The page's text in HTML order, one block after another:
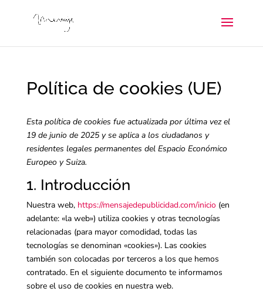
Política de cookies (UE)
Esta política de cookies fue actualizada por última vez el
19 de junio de 2025 y se aplica a los ciudadanos y
residentes legales permanentes del Espacio Económico
Europeo y Suiza.
1. Introducción
Nuestra web, https://mensajedepublicidad.com/inicio(en
adelante: «la web») utiliza cookies y otras tecnologías
relacionadas (para mayor comodidad, todas las
tecnologías se denominan «cookies»). Las cookies
también son colocadas por terceros a los que hemos
contratado. En el siguiente documento te informamos
sobre el uso de cookies en nuestra web.